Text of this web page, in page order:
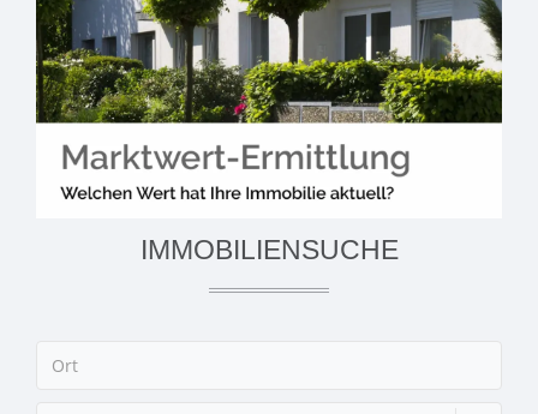
IMMOBILIENSUCHE